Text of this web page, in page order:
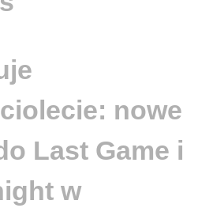
nowe
Last Game i
w